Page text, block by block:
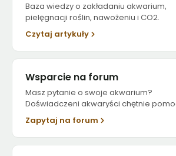
Baza wiedzy o zakładaniu akwarium,
pielęgnacji roślin, nawożeniu i CO2.
Czytaj artykuły
Wsparcie na forum
Masz pytanie o swoje akwarium?
Doświadczeni akwaryści chętnie
Zapytaj na forum